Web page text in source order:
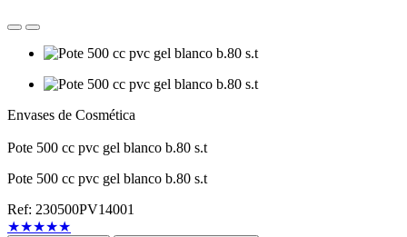
Envases de Cosmética
Pote 500 cc pvc gel blanco b.80 s.t
Pote 500 cc pvc gel blanco b.80 s.t
Ref: 230500PV14001
★★★★★